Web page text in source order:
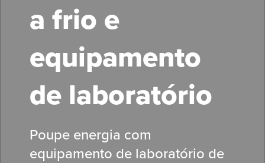
a frio e
equipamento
de laboratório
Poupe energia com
equipamento de laboratório de